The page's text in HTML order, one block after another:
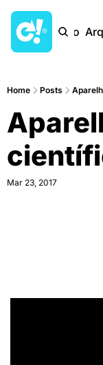
Início
Home Posts
Mar 23, 2017